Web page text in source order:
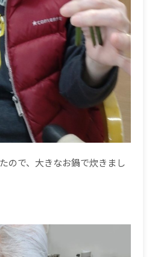
ので、大きなお鍋で炊きまし